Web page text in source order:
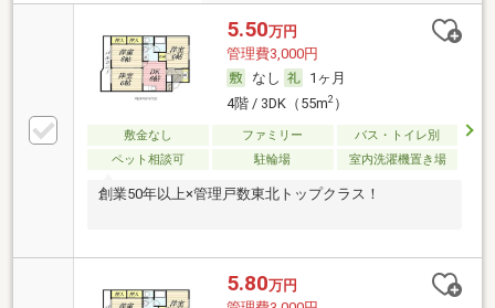
5.50万円
管理費3,000円
なし
1ヶ月
4階 / 3DK（55m2）
敷金なし ファミリー
バス・トイレ別
ペット相談可
駐輪場 室内洗濯機置き場
創業50年以上×管理戸数東北トップクラス！
5.80万円